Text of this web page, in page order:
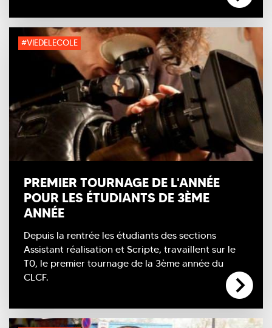
#VIEDELECOLE
PREMIER TOURNAGE DE L'ANNÉE
POUR LES ÉTUDIANTS DE 3ÈME
ANNÉE
Depuis la rentrée les étudiants des sections
Assistant réalisation et Scripte, travaillent sur le
T0, le premier tournage de la 3ème année du
CLCF.